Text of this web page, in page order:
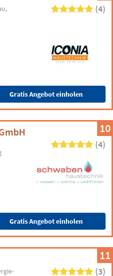
(4)
Gratis Angebot einholen
10
(4)
Gratis Angebot einholen
11
(3)